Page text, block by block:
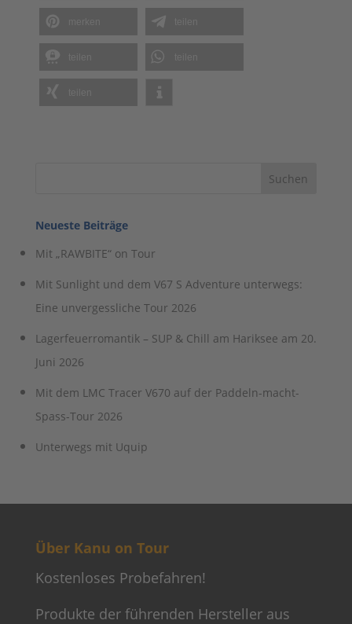
teilen
teilen teilen
teilen
Neueste Beiträge
Mit „RAWBITE“ on Tour
Mit Sunlight und dem V67 S Adventure unterwegs:
Eine unvergessliche Tour 2026
Lagerfeuerromantik – SUP & Chill am Hariksee am 20.
Juni 2026
Mit dem LMC Tracer V670 auf der Paddeln-macht-
Spass-Tour 2026
Unterwegs mit Uquip
Über Kanu on Tour
Kostenloses Probefahren!
Produkte der führenden Hersteller aus